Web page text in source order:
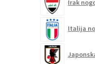
Irak
Italija